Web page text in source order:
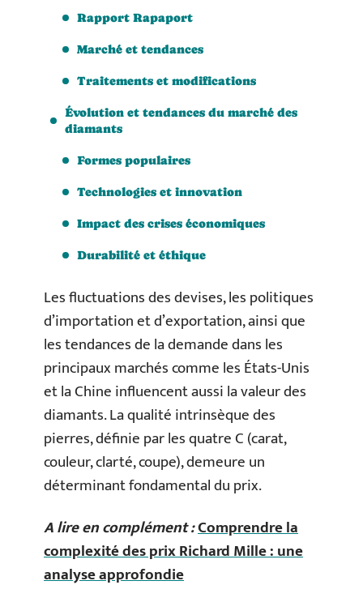
Rapport Rapaport
Marché et tendances
Traitements et modifications
Évolution et tendances du marché des
diamants
Formes populaires
Technologies et innovation
Impact des crises économiques
Durabilité et éthique
Les fluctuations des devises, les politiques
d’importation et d’exportation, ainsi que
les tendances de la demande dans les
principaux marchés comme les États-Unis
et la Chine influencent aussi la valeur des
diamants. La qualité intrinsèque des
pierres, définie par les quatre C (carat,
couleur, clarté, coupe), demeure un
déterminant fondamental du prix.
A lire en complément :Comprendre la
complexité des prix Richard Mille : une
analyse approfondie